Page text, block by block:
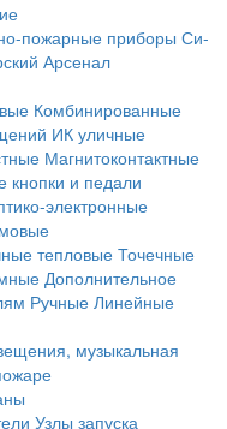
пожарные приборы Си-
Арсенал
Комбинированные
ИК уличные
Магнитоконтактные
кнопки и педали
электронные
тепловыеТочечные
Дополнительное
Ручные Линейные
музыкальная
Узлы запуска